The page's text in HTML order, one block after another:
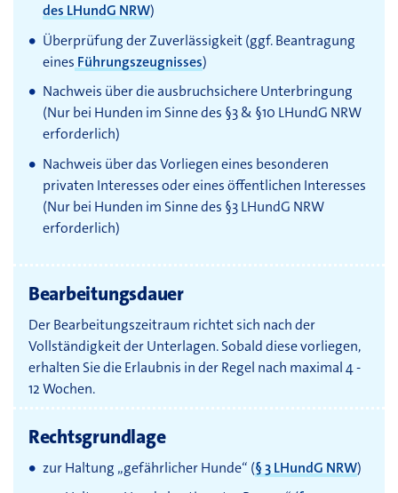
des LHundG NRW)
Überprüfung der Zuverlässigkeit (ggf. Beantragung
eines Führungszeugnisses)
Nachweis über die ausbruchsichere Unterbringung
(Nur bei Hunden im Sinne des §3 & §10 LHundG NRW
erforderlich)
Nachweis über das Vorliegen eines besonderen
privaten Interesses oder eines öffentlichen Interesses
(Nur bei Hunden im Sinne des §3 LHundG NRW
erforderlich)
Bearbeitungsdauer
Der Bearbeitungszeitraum richtet sich nach der
Vollständigkeit der Unterlagen. Sobald diese vorliegen,
erhalten Sie die Erlaubnis in der Regel nach maximal 4 -
12 Wochen.
Rechtsgrundlage
zur Haltung „gefährlicher Hunde“ (§ 3 LHundG NRW)